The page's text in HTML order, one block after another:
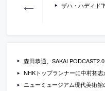
ザハ・ハディド
森田恭通、SAKAI PODCAST2.0
NHKトップランナーに中村拓
ニューミュージアム現代美術館